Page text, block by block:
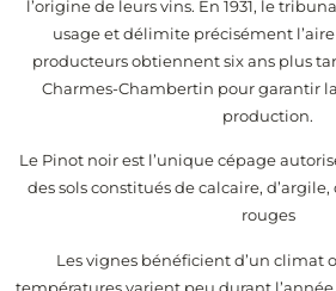
l’origine de leurs vins. En 1931, le
usage et délimite précisément
producteurs obtiennent six ans plus
Charmes-Chambertin pour garantir
production.
Le Pinot noir est l’unique cépage
des sols constitués de calcaire,
rouges
Les vignes bénéficient d’un climat